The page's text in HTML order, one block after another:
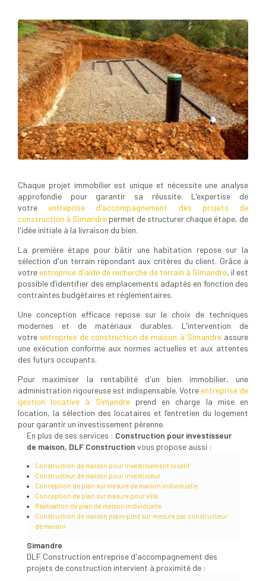
Chaque projet immobilier est unique et nécessite une analyse
approfondie pour garantir sa réussite. L'expertise de
votre entreprise d'accompagnement des projets de
construction à Simandre permet de structurer chaque étape, de
l'idée initiale à la livraison du bien.
La première étape pour bâtir une habitation repose sur la
sélection d'un terrain répondant aux critères du client. Grâce à
votre entreprise d'aide de recherche de terrain à Simandre, il est
possible d’identifier des emplacements adaptés en fonction des
contraintes budgétaires et réglementaires.
Une conception efficace repose sur le choix de techniques
modernes et de matériaux durables. L'intervention de
votre entreprise de construction de maison à Simandreassure
une exécution conforme aux normes actuelles et aux attentes
des futurs occupants.
Pour maximiser la rentabilité d'un bien immobilier, une
administration rigoureuse est indispensable. Votre entreprise de
gestion locative à Simandreprend en charge la mise en
location, la sélection des locataires et l’entretien du logement
pour garantir un investissement pérenne.
En plus de ses services : Construction pour investisseur
de maison, DLF Construction vous propose aussi :
Construction de maison pour investissement locatif
Constructeur de maison pour investisseur
Conception de plan sur mesure de maison individuelle
Conception de plan sur mesure pour villa
Réalisation de plan de maison individuelle
Construction de maison plain-pied sur-mesure par constructeur
de maison
Simandre
DLF Construction entreprise d'accompagnement des
projets de construction intervient à proximité de :